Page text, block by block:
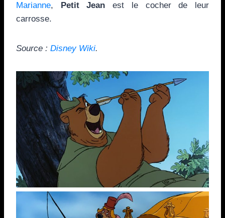
Marianne, Petit Jean est le cocher de leur
carrosse.
Source : Disney Wiki.